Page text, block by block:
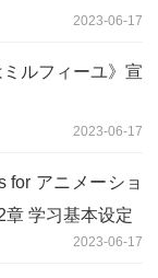
2023-06-17
ルフィーユ》宣
2023-06-17
for アニメーショ
学习基本设定
2023-06-17